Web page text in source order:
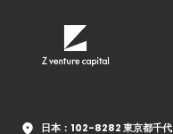
日本：102-8282 東京都千代